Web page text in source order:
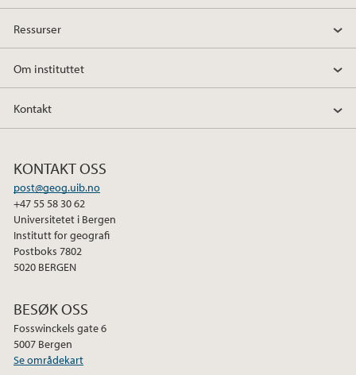
Ressurser
Om instituttet
Kontakt
KONTAKT OSS
post@geog.uib.no
+47 55 58 30 62
Universitetet i Bergen
Institutt for geografi
Postboks 7802
5020 BERGEN
BESØK OSS
Fosswinckels gate 6
5007 Bergen
Se områdekart